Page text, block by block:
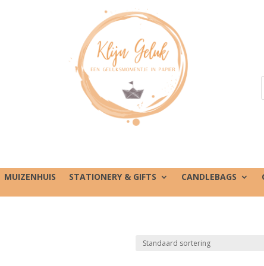
MUIZENHUIS STATIONERY & GIFTS CANDLEBAGS